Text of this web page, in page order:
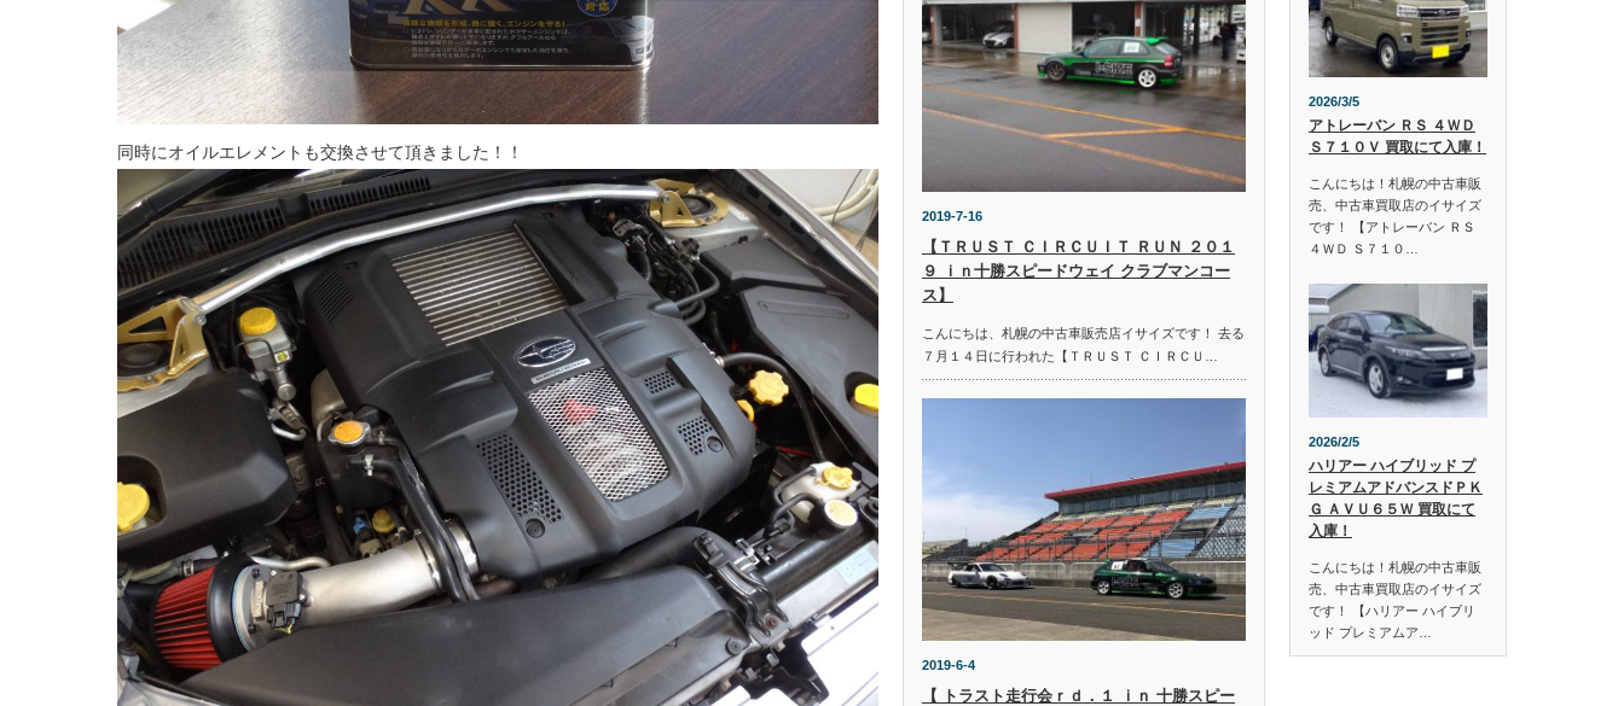
同時にオイルエレメントも交換させて頂きました！！
2019-7-16
【ＴＲＵＳＴ ＣＩＲＣＵＩＴ ＲＵＮ ２０１
９ ｉｎ十勝スピードウェイ クラブマンコー
ス】
こんにちは、札幌の中古車販売店イサイズです！ 去る
７月１４日に行われた【ＴＲＵＳＴ ＣＩＲＣＵ…
2019-6-4
【 トラスト走行会ｒｄ．１ ｉｎ 十勝スピー
2026/3/5
アトレーバン ＲＳ ４ＷＤ
Ｓ７１０Ｖ 買取にて入庫！
こんにちは！札幌の中古車販
売、中古車買取店のイサイズ
です！ 【アトレーバン ＲＳ
４ＷＤ Ｓ７１０…
2026/2/5
ハリアー ハイブリッド プ
レミアムアドバンスドＰＫ
Ｇ ＡＶＵ６５Ｗ 買取にて
入庫！
こんにちは！札幌の中古車販
売、中古車買取店のイサイズ
です！ 【ハリアー ハイブリ
ッド プレミアムア…